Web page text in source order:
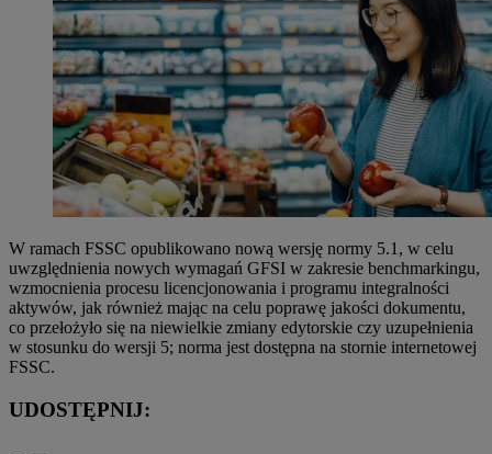
W ramach FSSC opublikowano nową wersję normy 5.1, w celu
uwzględnienia nowych wymagań GFSI w zakresie benchmarkingu,
wzmocnienia procesu licencjonowania i programu integralności
aktywów, jak również mając na celu poprawę jakości dokumentu,
co przełożyło się na niewielkie zmiany edytorskie czy uzupełnienia
w stosunku do wersji 5; norma jest dostępna na stornie internetowej
FSSC.
UDOSTĘPNIJ: